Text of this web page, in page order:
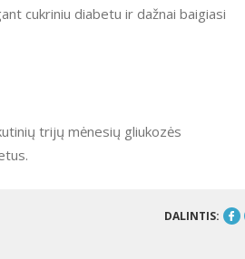
cukriniu diabetu ir dažnai baigiasi
trijų mėnesių gliukozės
DALINTIS: